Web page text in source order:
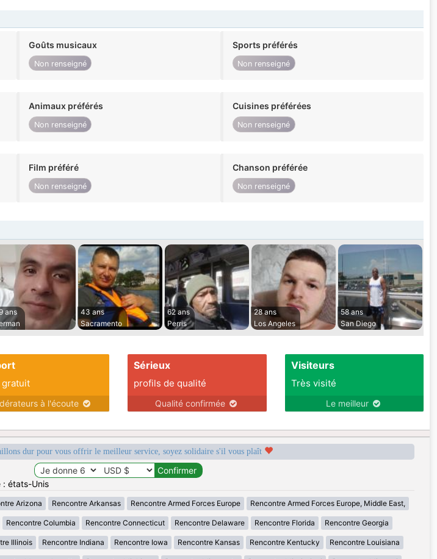
Goûts musicaux
Non renseigné
Sports préférés
Non renseigné
Animaux préférés
Non renseigné
Cuisines préférées
Non renseigné
Film préféré
Non renseigné
Chanson préférée
Non renseigné
ans
43 ans
Sacramento
62 ans
Perris
28 ans
Los Angeles
58 ans
San Diego
gratuit
à l'écoute
Sérieux
profils de qualité
Qualité confirmée
Visiteurs
Très visité
Le meilleur
dur pour vous offrir le meilleur service, soyez solidaire s'il vous plaît
: états-Unis
Arizona Rencontre Arkansas Rencontre Armed Forces Europe Rencontre Armed Forces Europe, Middle East,
Rencontre Columbia Rencontre Connecticut Rencontre Delaware Rencontre Florida Rencontre Georgia
Illinois Rencontre Indiana Rencontre Iowa Rencontre Kansas Rencontre Kentucky Rencontre Louisiana